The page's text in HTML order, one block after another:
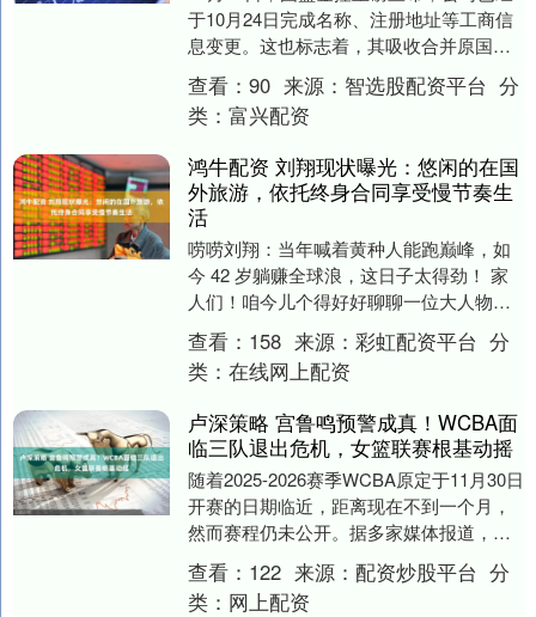
于10月24日完成名称、注册地址等工商信
息变更。这也标志着，其吸收合并原国盛
证券即将落下帷幕。 公告显示，公司正式
更名为....
查看： 90 来源： 智选股配资平台 分
类： 富兴配资
鸿牛配资 刘翔现状曝光：悠闲的在国
外旅游，依托终身合同享受慢节奏生
活
唠唠刘翔：当年喊着黄种人能跑巅峰，如
今 42 岁躺赚全球浪，这日子太得劲！ 家
人们！咱今儿个得好好聊聊一位大人物
—— 刘翔！提起这名字，是不是瞬间就想
起当年那....
查看： 158 来源： 彩虹配资平台 分
类： 在线网上配资
卢深策略 宫鲁鸣预警成真！WCBA面
临三队退出危机，女篮联赛根基动摇
随着2025-2026赛季WCBA原定于11月30日
开赛的日期临近，距离现在不到一个月，
然而赛程仍未公开。据多家媒体报道，截
至10月23日，除天津女篮已确认退出....
查看： 122 来源： 配资炒股平台 分
类： 网上配资